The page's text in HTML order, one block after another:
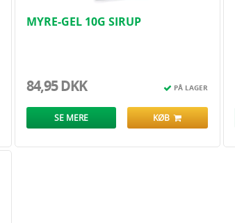
MYRE-GEL 10G SIRUP
84,95 DKK PÅ LAGER
SE MERE KØB